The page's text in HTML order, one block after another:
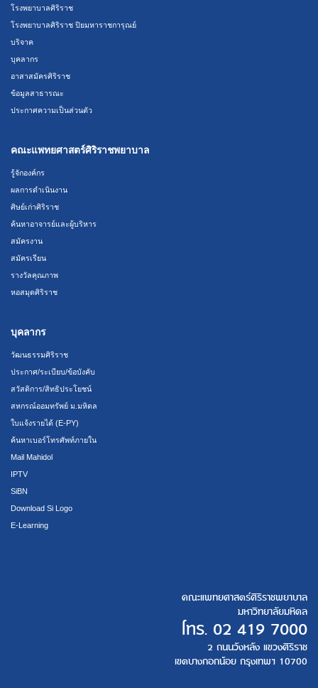
โรงพยาบาลศิริราช
โรงพยาบาลศิริราช ปิยมหาราชการุณย์
บริจาค
บุคลากร
อาสาสมัครศิริราช
ข้อมูลสาธารณะ
ประกาศความเป็นส่วนตัว
คณะแพทยศาสตร์ศิริราชพยาบาล
รู้จักองค์กร
ผลการดำเนินงาน
ศิษย์เก่าศิริราช
ค้นหาอาจารย์และผู้บริหาร
สมัครงาน
สมัครเรียน
รางวัลคุณภาพ
หอสมุดศิริราช
บุคลากร
วัฒนธรรมศิริราช
ประกาศ/ระเบียบ/ข้อบังคับ
สวัสดิการ/สิทธิประโยชน์
สหกรณ์ออมทรัพย์ ม.มหิดล
ใบแจ้งรายได้ (E-PY)
ค้นหาเบอร์โทรศัพท์ภายใน
Mail Mahidol
IPTV
SiBN
Download Si Logo
E-Learning
คณะแพทยศาสตร์ศิริราชพยาบาล
มหาวิทยาลัยมหิดล
โทร. 02 419 7000
2 ถนนวังหลัง แขวงศิริราช
เขตบางกอกน้อย กรุงเทพฯ 10700